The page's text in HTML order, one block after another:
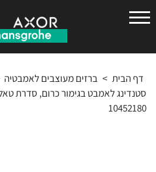
גרואה
דף הבית > ברזים מעוצבים לאמבטיה
10452180